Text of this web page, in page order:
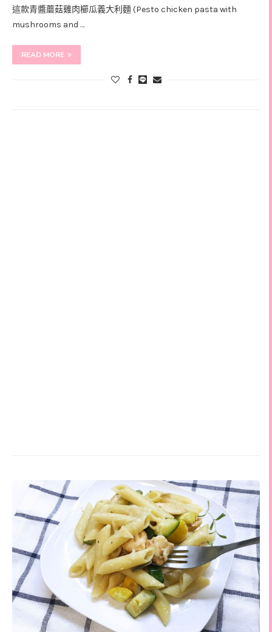
這款青醬蘑菇雞肉櫛瓜義大利麵 (Pesto chicken pasta with
mushrooms and …
READ MORE